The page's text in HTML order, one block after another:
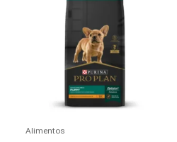
Alimentos